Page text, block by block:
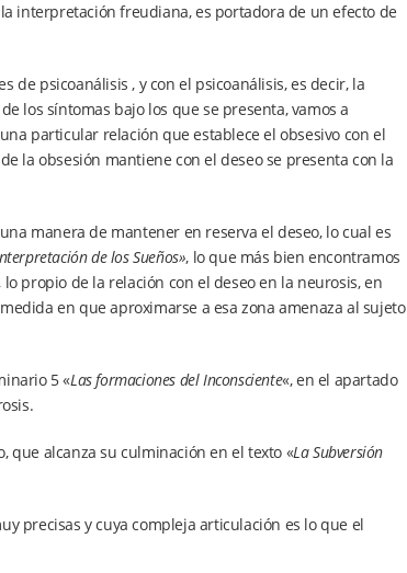
interpretación freudiana, es portadora de un efecto de
de psicoanálisis , y con el psicoanálisis, es decir, la
los síntomas bajo los que se presenta, vamos a
particular relación que establece el obsesivo con el
la obsesión mantiene con el deseo se presenta con la
manera de mantener en reserva el deseo, lo cual es
de los Sueños», lo que más bien encontramos
propio de la relación con el deseo en la neurosis, en
en que aproximarse a esa zona amenaza al sujeto
5 «Las formaciones del Inconsciente«, en el apartado
que alcanza su culminación en el texto «La Subversión
precisas y cuya compleja articulación es lo que el